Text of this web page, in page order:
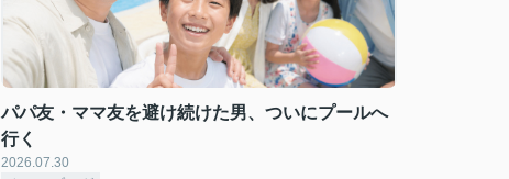
パパ友・ママ友を避け続けた男、ついにプールへ
行く
2026.07.30